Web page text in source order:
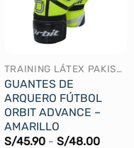
TRAINING LÁTEX PAKISTÁN
GUANTES DE
ARQUERO FÚTBOL
ORBIT ADVANCE –
AMARILLO
S/45.90 - S/48.00Rango